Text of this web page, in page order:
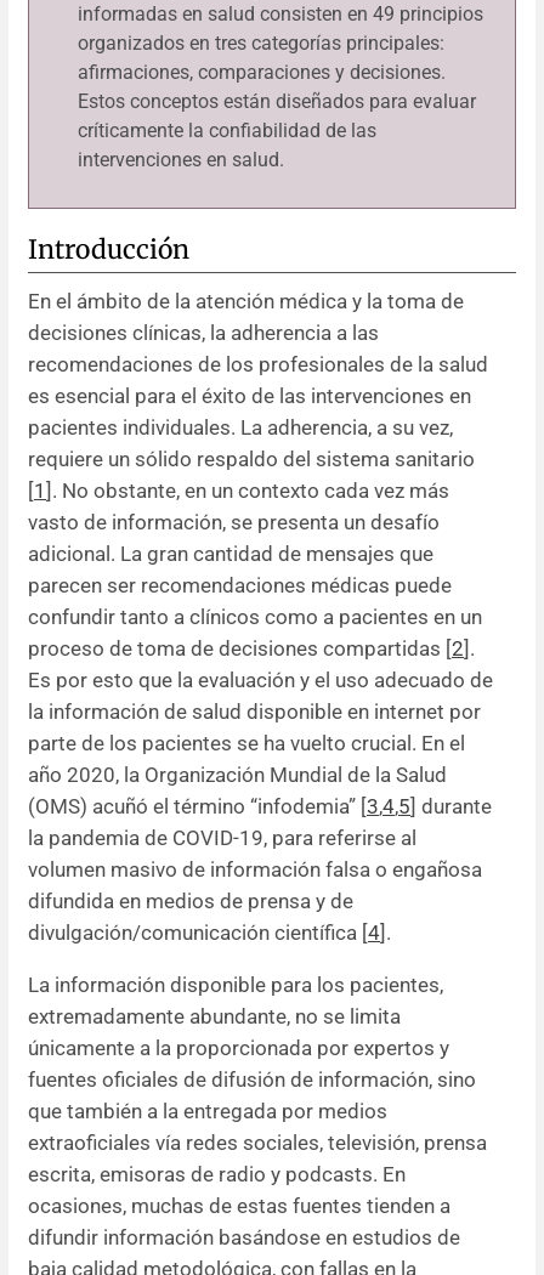
informadas en salud consisten en 49 principios
organizados en tres categorías principales:
afirmaciones, comparaciones y decisiones.
Estos conceptos están diseñados para evaluar
críticamente la confiabilidad de las
intervenciones en salud.
Introducción
En el ámbito de la atención médica y la toma de
decisiones clínicas, la adherencia a las
recomendaciones de los profesionales de la salud
es esencial para el éxito de las intervenciones en
pacientes individuales. La adherencia, a su vez,
requiere un sólido respaldo del sistema sanitario
[1 ]. No obstante, en un contexto cada vez más
vasto de información, se presenta un desafío
adicional. La gran cantidad de mensajes que
parecen ser recomendaciones médicas puede
confundir tanto a clínicos como a pacientes en un
proceso de toma de decisiones compartidas [2].
Es por esto que la evaluación y el uso adecuado de
la información de salud disponible en internet por
parte de los pacientes se ha vuelto crucial. En el
año 2020, la Organización Mundial de la Salud
(OMS) acuñó el término “infodemia” [3,4,5] durante
la pandemia de COVID-19, para referirse al
volumen masivo de información falsa o engañosa
difundida en medios de prensa y de
divulgación/comunicación científica [4].
La información disponible para los pacientes,
extremadamente abundante, no se limita
únicamente a la proporcionada por expertos y
fuentes oficiales de difusión de información, sino
que también a la entregada por medios
extraoficiales vía redes sociales, televisión, prensa
escrita, emisoras de radio y podcasts. En
ocasiones, muchas de estas fuentes tienden a
difundir información basándose en estudios de
baja calidad metodológica, con fallas en la